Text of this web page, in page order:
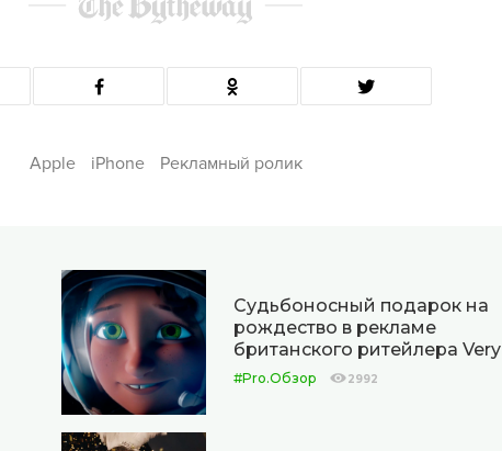
Apple iPhone Рекламный ролик
Судьбоносный подарок на
рождество в рекламе
британского ритейлера Very
#Pro.Обзор 2992